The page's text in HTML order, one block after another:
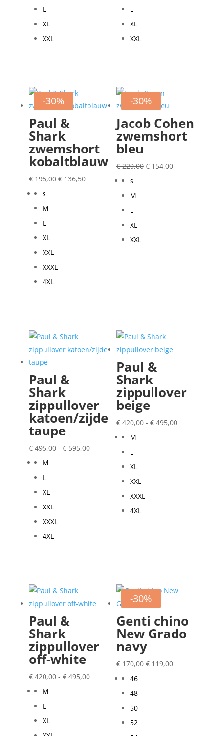
L
XL
XXL
L
XL
XXL
-30%
Paul &
Shark
zwemshort
kobaltblauw
€195,00 Oorspronkelijke
€136,50Huidige
s
M
L
XL
XXL
XXXL
4XL
-30%
Jacob Cohen
zwemshort
bleu
€220,00 Oorspronkelijke
€154,00Huidige
s
M
L
XL
XXL
Paul &
Shark
zippullover
katoen/zijde
taupe
€495,00 - €595,00Prijsklasse:
M
L
XL
XXL
XXXL
4XL
Paul &
Shark
zippullover
beige
€420,00 - €495,00Prijsklasse:
M
L
XL
XXL
XXXL
4XL
Paul &
Shark
zippullover
off-white
€420,00 - €495,00Prijsklasse:
M
L
XL
-30%
Genti chino
New Grado
navy
€170,00 Oorspronkelijke
€119,00Huidige
46
48
50
52